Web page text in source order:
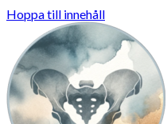
Hoppa till innehåll